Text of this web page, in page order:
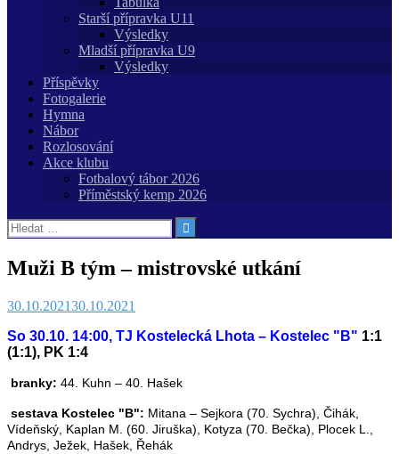
Starší přípravka U11
Výsledky
Mladší přípravka U9
Výsledky
Příspěvky
Fotogalerie
Hymna
Nábor
Rozlosování
Akce klubu
Fotbalový tábor 2026
Příměstský kemp 2026
Vyhledávání
Muži B tým – mistrovské utkání
30.10.202130.10.2021
So 30.10. 14:00, TJ Kostelecká Lhota – Kostelec "B" 1:1
(1:1), PK 1:4
branky: 44. Kuhn – 40. Hašek
sestava Kostelec "B": Mitana – Sejkora (70. Sychra), Čihák,
Vídeňský, Kaplan M. (60. Jiruška), Kotyza (70. Bečka), Plocek L.,
Andrys, Ježek, Hašek, Řehák